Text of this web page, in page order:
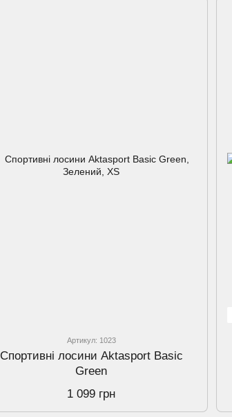
Артикул: 1023
Спортивнi лосини Aktasport Basic
Green
1 099 грн